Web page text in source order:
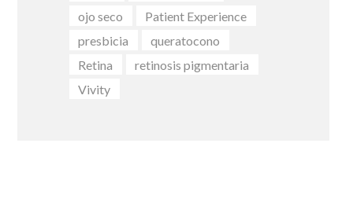
ojo seco
Patient Experience
presbicia
queratocono
Retina
retinosis pigmentaria
Vivity